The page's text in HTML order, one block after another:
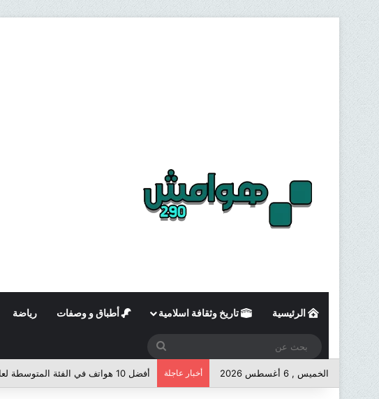
الرئيسية تاريخ وثقافة اسلامية أطباق و وصفات رياضة
عن
الخميس , 6 أغسطس 2026 أخبار عاجلة أفضل 10 هواتف في الفئة المتوسطة لعام 2026